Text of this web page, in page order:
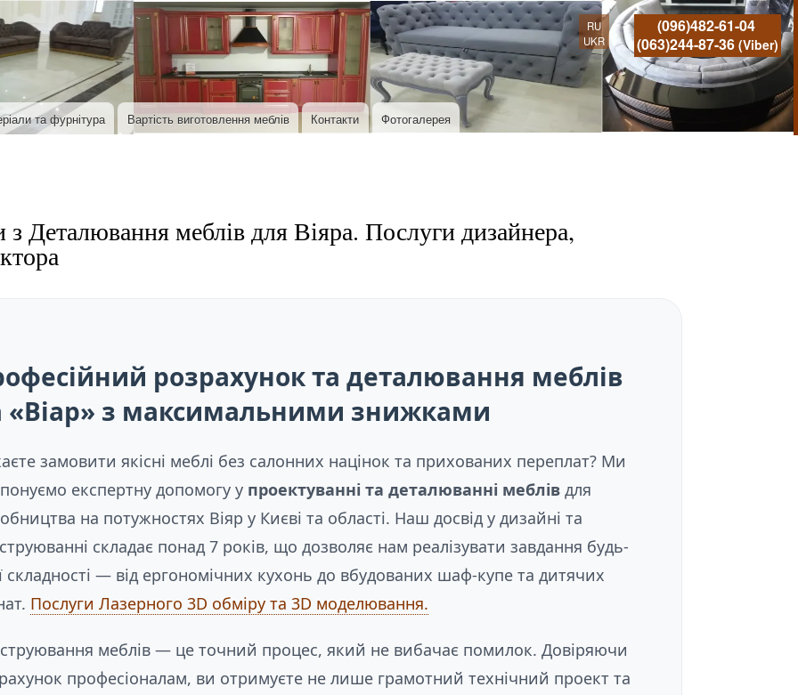
Перейти до основного вмісту
(096)482-61-04
(063)244-87-36 (Viber)
RU
UKR
та фурнітура Вартість виготовлення меблів Контакти Фотогалерея
Деталювання меблів для Віяра. Послуги дизайнера,
розрахунок та деталювання меблів
«Віар» з максимальними знижками
замовити якісні меблі без салонних націнок та прихованих переплат? Ми
експертну допомогу у проектуванні та деталюванні меблівдля
на потужностях Віяр у Києві та області. Наш досвід у дизайні та
складає понад 7 років, що дозволяє нам реалізувати завдання будь-
складності — від ергономічних кухонь до вбудованих шаф-купе та дитячих
Послуги Лазерного 3D обміру та 3D моделювання.
меблів — це точний процес, який не вибачає помилок. Довіряючи
професіоналам, ви отримуєте не лише грамотний технічний проект та